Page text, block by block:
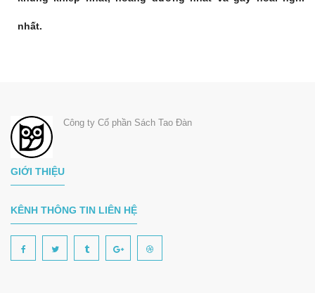
nhất.
GIỚI THIỆU
Công ty Cổ phần Sách Tao Đàn
KÊNH THÔNG TIN LIÊN HỆ